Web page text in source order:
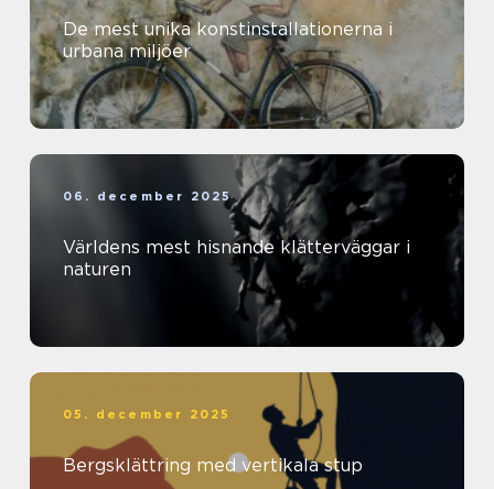
De mest unika konstinstallationerna i
urbana miljöer
06. december 2025
Världens mest hisnande klätterväggar i
naturen
05. december 2025
Bergsklättring med vertikala stup